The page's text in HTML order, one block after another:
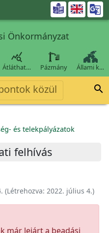

Önkormányzat

Átláthat… Pázmány Állami k…
közül 
és telekpályázatok
felhívás
(Létrehozva: 2022. július 4.)
már lejárt a beadási